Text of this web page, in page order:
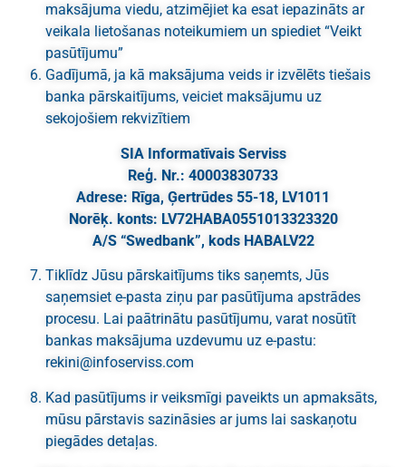
maksājuma viedu, atzimējiet ka esat iepazināts ar
veikala lietošanas noteikumiem un spiediet “Veikt
pasūtījumu”
Gadījumā, ja kā maksājuma veids ir izvēlēts tiešais
banka pārskaitījums, veiciet maksājumu uz
sekojošiem rekvizītiem
SIA Informatīvais Serviss
Reģ. Nr.: 40003830733
Adrese: Rīga, Ģertrūdes 55-18, LV1011
Norēķ. konts: LV72HABA0551013323320
A/S “Swedbank”, kods HABALV22
Tiklīdz Jūsu pārskaitījums tiks saņemts, Jūs
saņemsiet e-pasta ziņu par pasūtījuma apstrādes
procesu. Lai paātrinātu pasūtījumu, varat nosūtīt
bankas maksājuma uzdevumu uz e-pastu:
rekini@infoserviss.com
Kad pasūtījums ir veiksmīgi paveikts un apmaksāts,
mūsu pārstavis sazināsies ar jums lai saskaņotu
piegādes detaļas.